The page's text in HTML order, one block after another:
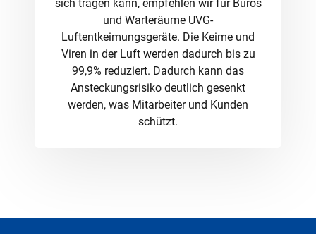
sich tragen kann, empfehlen wir für Büros
und Warteräume UVG-
Luftentkeimungsgeräte. Die Keime und
Viren in der Luft werden dadurch bis zu
99,9% reduziert. Dadurch kann das
Ansteckungsrisiko deutlich gesenkt
werden, was Mitarbeiter und Kunden
schützt.